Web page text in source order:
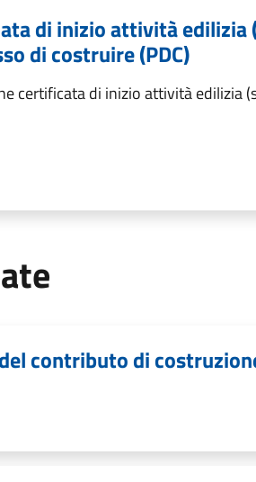
di inizio attività edilizia
di costruire (PDC)
certificata di inizio attività edilizia
contributo di